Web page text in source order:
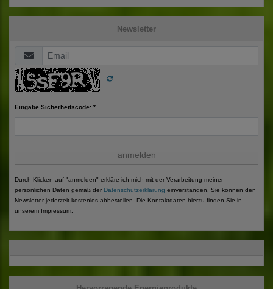
Newsletter
Eingabe Sicherheitscode: *
anmelden
Durch Klicken auf "anmelden" erkläre ich mich mit der Verarbeitung meiner
persönlichen Daten gemäß der Datenschutzerklärung einverstanden. Sie können den
Newsletter jederzeit kostenlos abbestellen. Die Kontaktdaten hierzu finden Sie in
unserem Impressum.